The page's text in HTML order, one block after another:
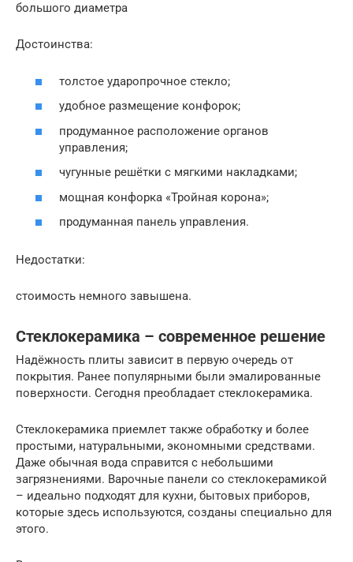
большого диаметра
Достоинства:
толстое ударопрочное стекло;
удобное размещение конфорок;
продуманное расположение органов
управления;
чугунные решётки с мягкими накладками;
мощная конфорка «Тройная корона»;
продуманная панель управления.
Недостатки:
стоимость немного завышена.
Стеклокерамика – современное решение
Надёжность плиты зависит в первую очередь от
покрытия. Ранее популярными были эмалированные
поверхности. Сегодня преобладает стеклокерамика.
Стеклокерамика приемлет также обработку и более
простыми, натуральными, экономными средствами.
Даже обычная вода справится с небольшими
загрязнениями. Варочные панели со стеклокерамикой
– идеально подходят для кухни, бытовых приборов,
которые здесь используются, созданы специально для
этого.